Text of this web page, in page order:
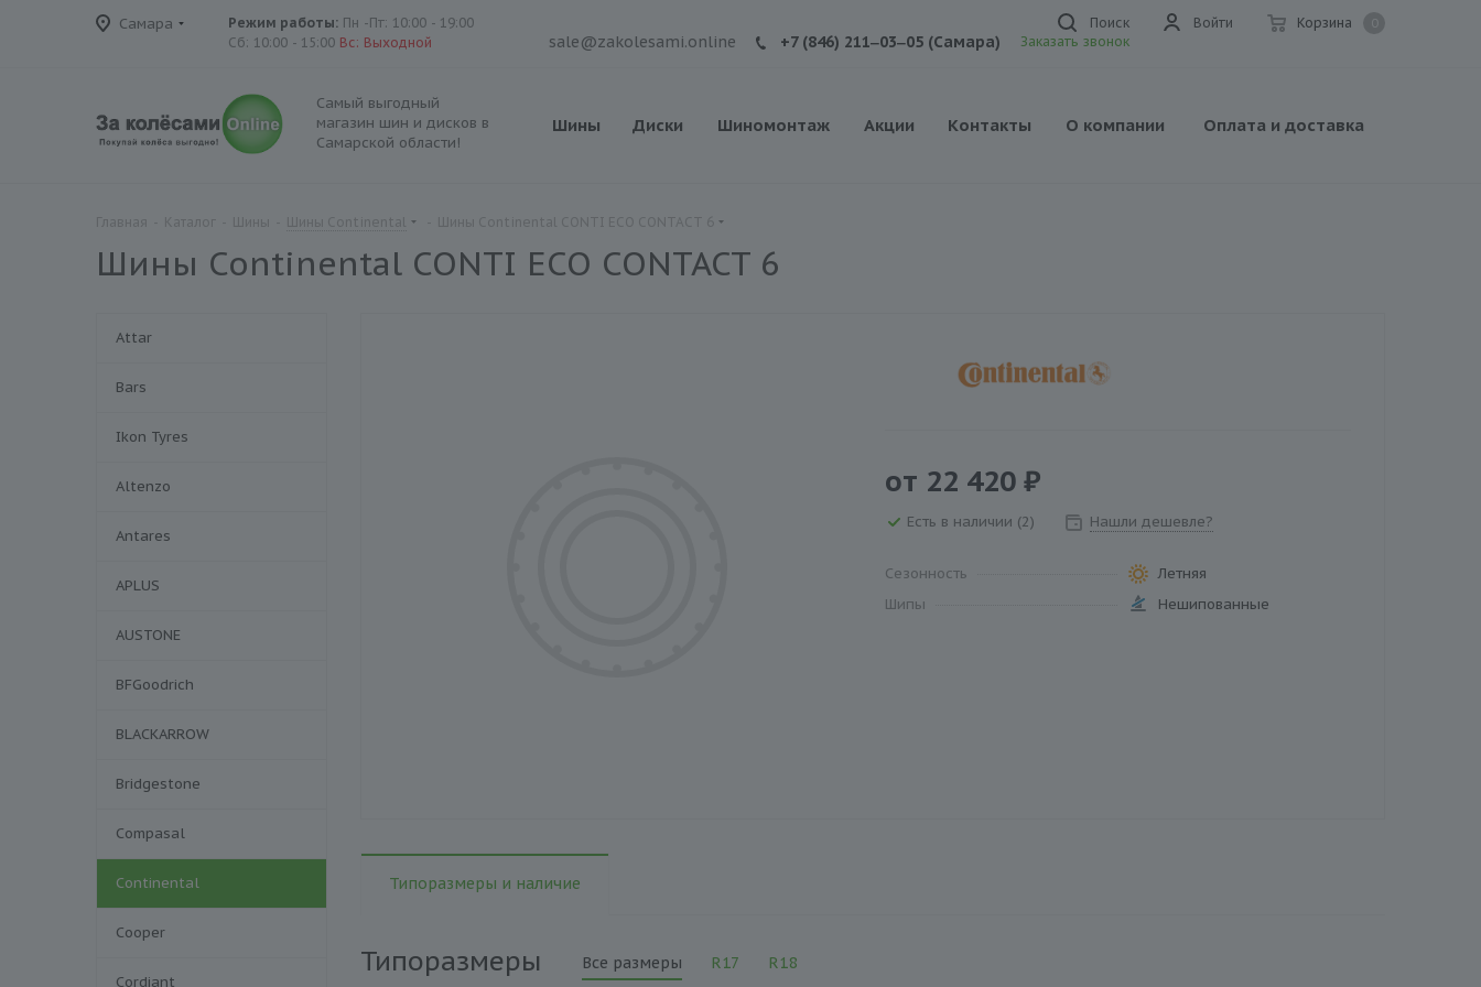
Самара Корзина
Войти
Режим работы: Пн -Пт: 10:00 - 19:00
Сб: 10:00 - 15:00 Вс: Выходной
Поиск
sale@zakolesami.online +7 (846) 211‒03‒05 (Самара) Заказать звонок
Самый выгодный
магазин шин и дисков в
Самарской области!
Шины Диски Шиномонтаж Акции Контакты О компании Оплата и доставка
Шины Continental CONTI ECO CONTACT 6
от 22 420 ₽
Есть в наличии (2) Нашли дешевле?
Сезонность
Летняя
Шипы
Нешипованные
Типоразмеры и наличие
Типоразмеры Все размеры R17 R18
Attar
Bars
Ikon Tyres
Altenzo
Antares
APLUS
AUSTONE
BFGoodrich
BLACKARROW
Bridgestone
Compasal
Continental
Cooper
Cordiant